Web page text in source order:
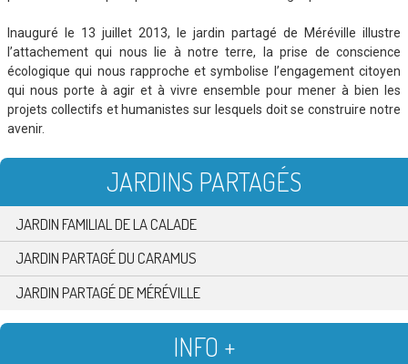
Inauguré le 13 juillet 2013, le jardin partagé de Méréville illustre
l’attachement qui nous lie à notre terre, la prise de conscience
écologique qui nous rapproche et symbolise l’engagement citoyen
qui nous porte à agir et à vivre ensemble pour mener à bien les
projets collectifs et humanistes sur lesquels doit se construire notre
avenir.
JARDINS PARTAGÉS
JARDIN FAMILIAL DE LA CALADE
JARDIN PARTAGÉ DU CARAMUS
JARDIN PARTAGÉ DE MÉRÉVILLE
INFO +